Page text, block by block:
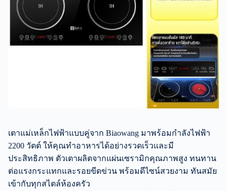
เตาแม่เหล็กไฟฟ้าแบบคู่จาก Biaowang มาพร้อมกำลังไฟฟ้า
2200 วัตต์ ให้คุณทำอาหารได้อย่างรวดเร็วและมี
ประสิทธิภาพ ตัวเตาผลิตจากแผ่นเซรามิกคุณภาพสูง ทนทาน
ต่อแรงกระแทกและรอยขีดข่วน พร้อมดีไซน์สวยงาม ทันสมัย
เข้ากับทุกสไตล์ห้องครัว